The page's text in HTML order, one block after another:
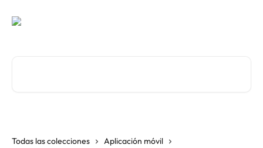
Todas las colecciones
Aplicación móvil